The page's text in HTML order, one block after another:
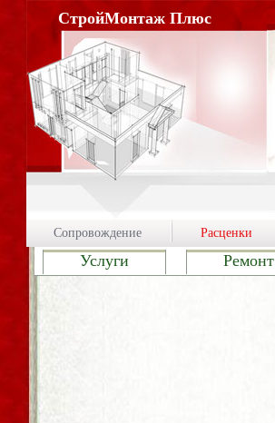
СтройМонтаж Плюс
Сопровождение Расценки
Услуги Ремонт